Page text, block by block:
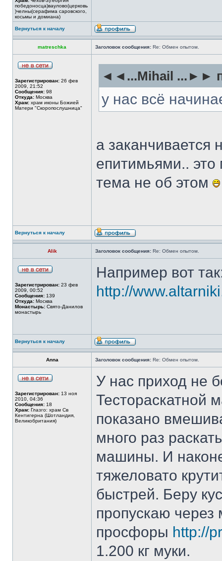
победоносца)ваулово(церковь
)челны(серафима саровского,
косьмы и домиана)
Вернуться к началу
matreschka Заголовок сообщения: Re: Обмен опытом.
Зарегистрирован: 26 фев
2009, 21:52
Сообщения: 98
Откуда: Москва
Храм: храм иконы Божией
Матери "Скоропослушница"
◄◄...Mihail ...►►
у нас всё
а заканчивается
епитимьями..
тема не об этом
Вернуться к началу
Alik Заголовок сообщения: Re: Обмен опытом.
Зарегистрирован: 23 фев
2009, 00:52
Сообщения: 139
Откуда: Москва
Монастырь: Свято-Данилов
монастырь
Например вот
http://
Вернуться к началу
Anna Заголовок сообщения: Re: Обмен опытом.
Зарегистрирован: 13 ноя
2010, 04:36
Сообщения: 18
Храм: Глазго: храм Cв
Кентигерна (Шотландия,
Великобритания)
У нас приход не
Тестораскатной
показано
много раз
машины. И
тяжеловато
быстрей. Беру
пропускаю через
просфоры http://
1.200 кг муки.